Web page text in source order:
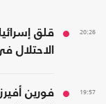
20:26
قلق
الاحتلال
19:57
فورين